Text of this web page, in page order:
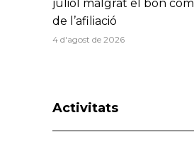
juliol malgrat el bon
de l’afiliació
4 d'agost de 2026
Activitats